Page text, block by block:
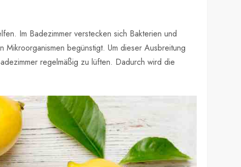
Im Badezimmer verstecken sich Bakterien und
begünstigt. Um dieser Ausbreitung
regelmäßig zu lüften. Dadurch wird die